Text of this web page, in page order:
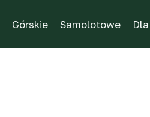
Górskie Samolotowe